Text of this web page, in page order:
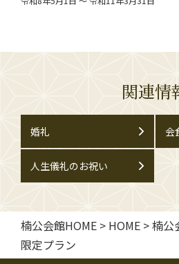
関連情
婚礼 会
人生儀礼のお祝い
楠公会館HOME > HOME >楠公
限定プラン